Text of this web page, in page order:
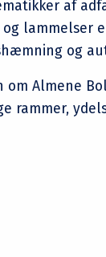
af
lammelser
og
om Almene
rammer,